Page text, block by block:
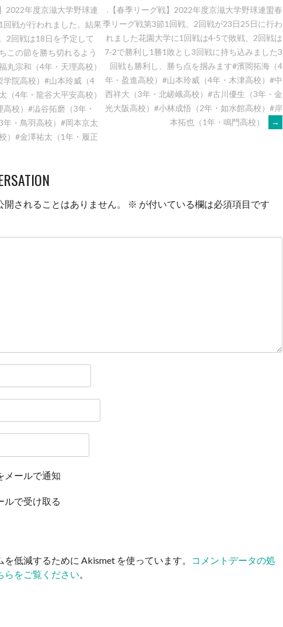
2022年度京滋大学野球連
戦が行われました。結果
2回戦は18日を予定して
この節を勝ち切れるよう
丸宗和（4年・天理高校）
学院高校）#山本玲威（4
（4年・龍谷大平安高校）
校）#澁谷拓磨（3年・
年・鳥羽高校）#岡本京太
）#金澤祐太（1年・履正
.【春季リーグ戦】2022年度京滋大学野球連盟春
季リーグ戦第3節1回戦、2回戦が23日25日に行わ
れました花園大学に1回戦は4-5で敗戦、2回戦は
7-2で勝利し1勝1敗とし3回戦に持ち込みました️3
回戦も勝利し、勝ち点を掴みます︎#濱岡拓海（4
年・盈進高校）#山本玲威（4年・木津高校）#中
西祥大（3年・北嵯峨高校）#古川優生（3年・金
光大阪高校）#小林成悟（2年・如水館高校）#岸
本拓也（1年・鳴門高校）
→
開されることはありません。 ※ が付いている欄は必須項目です
メールで通知
ルで受け取る
を低減するために Akismet を使っています。
コメントデータの処
らをご覧ください